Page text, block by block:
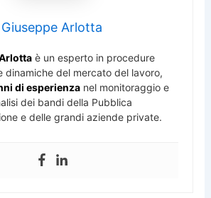
Giuseppe Arlotta
è un esperto in procedure
dinamiche del mercato del lavoro,
di esperienza nel monitoraggio e
dei bandi della Pubblica
e delle grandi aziende private.